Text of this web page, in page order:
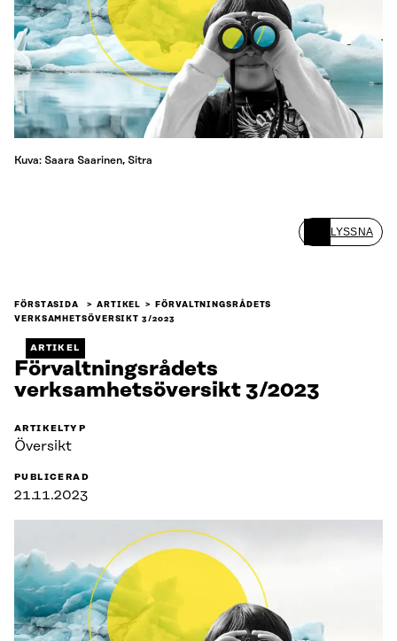
Kuva: Saara Saarinen, Sitra
LYSSNA
FÖRSTASIDA ARTIKEL
FÖRVALTNINGSRÅDETS
VERKSAMHETSÖVERSIKT 3/2023
ARTIKEL
Förvaltningsrådets
verksamhetsöversikt 3/2023
ARTIKELTYP
Översikt
PUBLICERAD
21.11.2023